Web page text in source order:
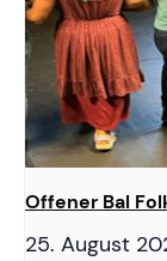
Offener Bal
25. August